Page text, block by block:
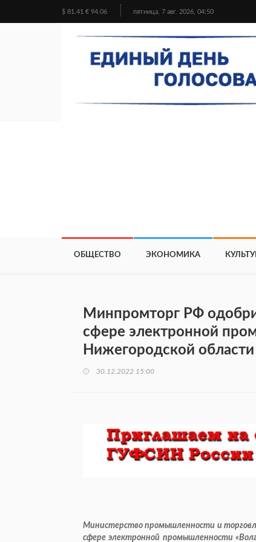
$ 81.41 € 94.06 пятница, 7 авг. 2026, 04:50
ОБЩЕСТВО ЭКОНОМИКА
Минпромторг РФ
сфере электронной
Нижегородской области
30.12.2022 15:00
Министерство промышленности и
сфере электронной промышленности